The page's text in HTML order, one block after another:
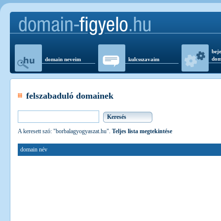
domain neveim kulcsszavaim
felszabaduló domainek
A keresett szó: "borbalagyogyaszat.hu". Teljes lista megtekintése
domain név